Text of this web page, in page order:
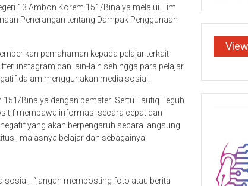
13 Ambon Korem 151/Binaiya melalui Tim
Penerangan tentang Dampak Penggunaan
pemahaman kepada pelajar terkait
instagram dan lain-lain sehingga para pelajar
dalam menggunakan media sosial.
Binaiya dengan pemateri Sertu Taufiq Teguh
membawa informasi secara cepat dan
yang akan berpengaruh secara langsung
malasnya belajar dan sebagainya.
sosial, “jangan memposting foto atau berita